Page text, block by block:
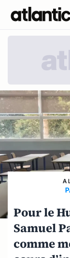
A
Pour le
Samuel
comme